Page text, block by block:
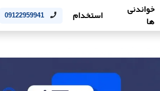
خواندنی
ها استخدام 09122959941